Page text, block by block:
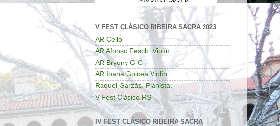
V FEST CLÁSICO RIBEIRA SACRA 2023
AR Cello
AR Afonso Fesch. Violín
AR Bryony G-C
AR Ioana Goicea Violín
Raquel Garzás. Pianista.
V Fest Clásico RS
IV FEST CLÁSICO RIBEIRA SACRA